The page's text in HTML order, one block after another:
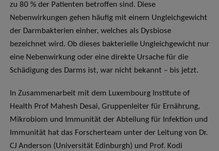
zu 80 % der Patienten betroffen sind. Diese
Nebenwirkungen gehen häufig mit einem Ungleichgewicht
der Darmbakterien einher, welches als Dysbiose
bezeichnet wird. Ob dieses bakterielle Ungleichgewicht nur
eine Nebenwirkung oder eine direkte Ursache für die
Schädigung des Darms ist, war nicht bekannt – bis jetzt.
In Zusammenarbeit mit dem Luxembourg Institute of
Health Prof Mahesh Desai, Gruppenleiter für Ernährung,
Mikrobiom und Immunität der Abteilung für Infektion und
Immunität hat das Forscherteam unter der Leitung von Dr.
CJ Anderson (Universität Edinburgh) und Prof. Kodi